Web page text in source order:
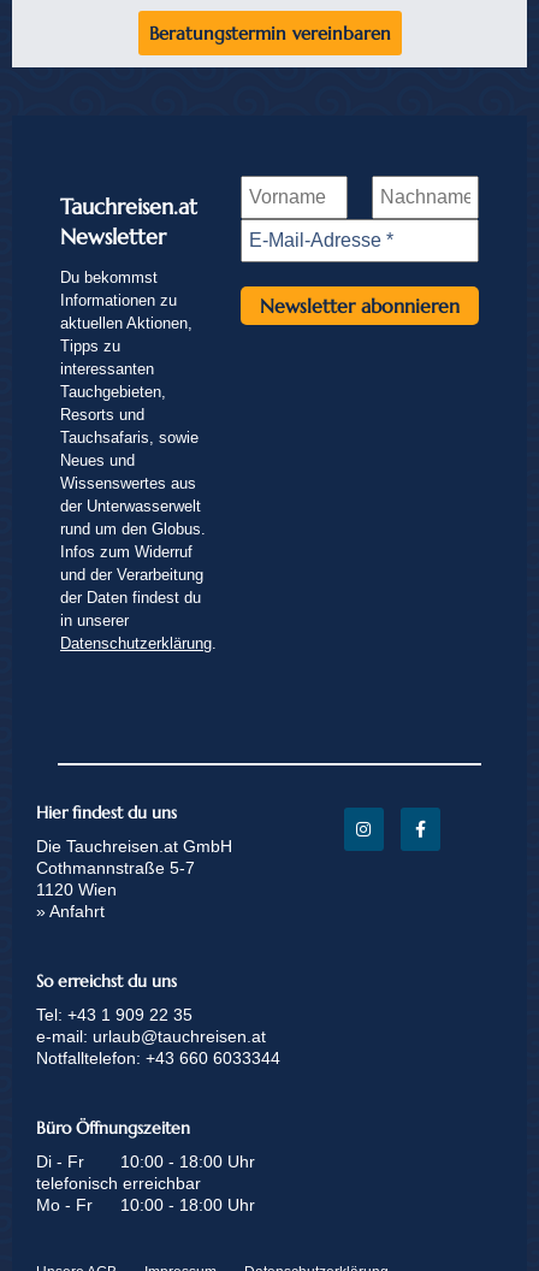
Beratungstermin vereinbaren
Tauchreisen.at
Newsletter
Du bekommst
Informationen zu
aktuellen Aktionen,
Tipps zu
interessanten
Tauchgebieten,
Resorts und
Tauchsafaris, sowie
Neues und
Wissenswertes aus
der Unterwasserwelt
rund um den Globus.
Infos zum Widerruf
und der Verarbeitung
der Daten findest du
in unserer
Datenschutzerklärung.
Hier findest du uns
Die Tauchreisen.at GmbH
Cothmannstraße 5-7
1120 Wien
» Anfahrt
So erreichst du uns
Tel: +43 1 909 22 35
e-mail: urlaub@tauchreisen.at
Notfalltelefon: +43 660 6033344
Büro Öffnungszeiten
Di - Fr
10:00 - 18:00 Uhr
telefonisch erreichbar
Mo - Fr
10:00 - 18:00 Uhr